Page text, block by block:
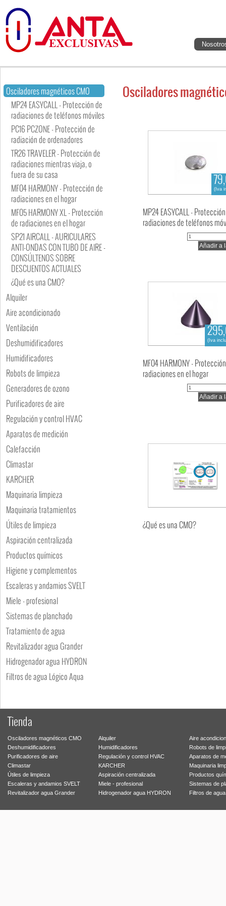
Osciladores magnéticos CMO
MP24 EASYCALL - Protección de
radiaciones de teléfonos móviles
PC16 PCZONE - Protección de
radiación de ordenadores
TR26 TRAVELER - Protección de
radiaciones mientras viaja, o
fuera de su casa
MF04 HARMONY - Protección de
radiaciones en el hogar
MF05 HARMONY XL - Protección
de radiaciones en el hogar
SP21 AIRCALL - AURICULARES
ANTI-ONDAS CON TUBO DE AIRE -
CONSÚLTENOS SOBRE
DESCUENTOS ACTUALES
¿Qué es una CMO?
Alquiler
Aire acondicionado
Ventilación
Deshumidificadores
Humidificadores
Robots de limpieza
Generadores de ozono
Purificadores de aire
Regulación y control HVAC
Aparatos de medición
Calefacción
Climastar
KARCHER
Maquinaria limpieza
Maquinaria tratamientos
Útiles de limpieza
Aspiración centralizada
Productos químicos
Higiene y complementos
Escaleras y andamios SVELT
Miele - profesional
Sistemas de planchado
Tratamiento de agua
Revitalizador agua Grander
Hidrogenador agua HYDRON
Filtros de agua Lógico Aqua
Osciladores
MP24 EASYCALL -
radiaciones de teléfonos
(Iva
MF04 HARMONY -
radiaciones en el hogar
(Iva
¿Qué es una CMO?
Tienda
Osciladores magnéticos CMO Alquiler
Aire
Deshumidificadores
Humidificadores
Robots de
Purificadores de aire
Regulación y control HVAC
Aparatos de
Climastar
KARCHER
Maquinaria
Útiles de limpieza
Aspiración centralizada
Productos
Escaleras y andamios SVELT
Miele - profesional
Sistemas de
Revitalizador agua Grander
Hidrogenador agua HYDRON Filtros de